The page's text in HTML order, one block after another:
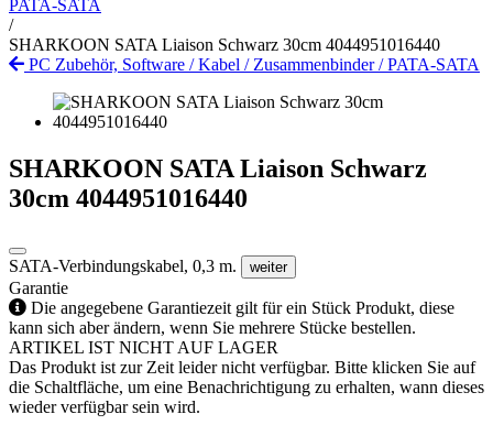
PATA-SATA
/
SHARKOON SATA Liaison Schwarz 30cm 4044951016440
PC Zubehör, Software /Kabel / Zusammenbinder/PATA-SATA
SHARKOON SATA Liaison Schwarz
30cm 4044951016440
SATA-Verbindungskabel, 0,3 m. weiter
Garantie
Die angegebene Garantiezeit gilt für ein Stück Produkt, diese
kann sich aber ändern, wenn Sie mehrere Stücke bestellen.
ARTIKEL IST NICHT AUF LAGER
Das Produkt ist zur Zeit leider nicht verfügbar. Bitte klicken Sie auf
die Schaltfläche, um eine Benachrichtigung zu erhalten, wann dieses
wieder verfügbar sein wird.